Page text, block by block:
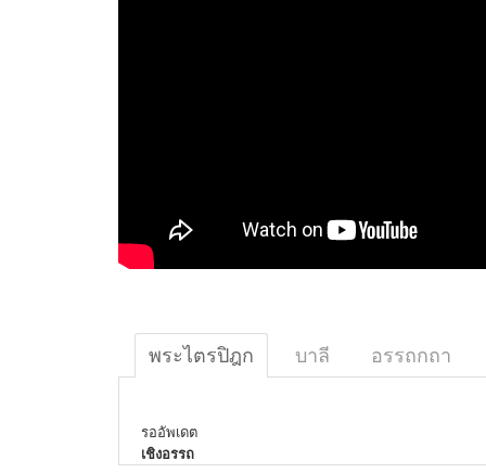
พระไตรปิฎก บาลี อรรถกถา
รออัพเดต
เชิงอรรถ